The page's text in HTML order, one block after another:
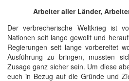
Arbeiter aller Länder,
Der verbrecherische Weltkrieg ist
Nationen seit lange gewollt und
Regierungen seit lange vorbereitet
Ausführung zu bringen, mussten
Zusage ganz sicher sein. Um diese
euch in Bezug auf die Gründe und